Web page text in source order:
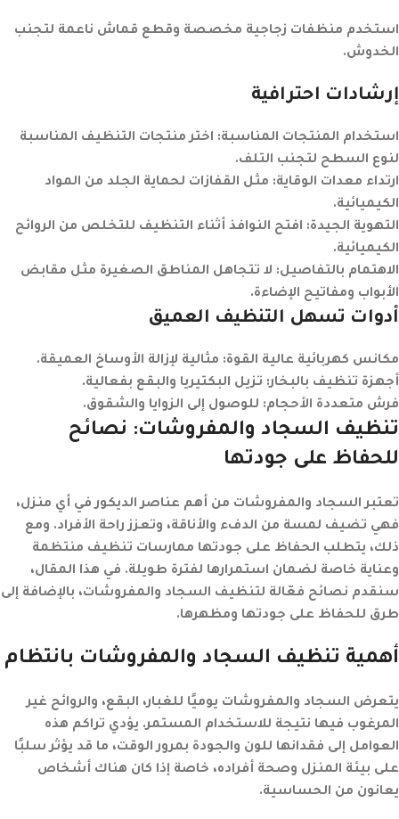
استخدم منظفات زجاجية مخصصة وقطع قماش ناعمة لتجنب
الخدوش.
إرشادات احترافية
استخدام المنتجات المناسبة: اختر منتجات التنظيف المناسبة
لنوع السطح لتجنب التلف.
ارتداء معدات الوقاية: مثل القفازات لحماية الجلد من المواد
الكيميائية.
التهوية الجيدة: افتح النوافذ أثناء التنظيف للتخلص من الروائح
الكيميائية.
الاهتمام بالتفاصيل: لا تتجاهل المناطق الصغيرة مثل مقابض
الأبواب ومفاتيح الإضاءة.
أدوات تسهل التنظيف العميق
مكانس كهربائية عالية القوة: مثالية لإزالة الأوساخ العميقة.
أجهزة تنظيف بالبخار: تزيل البكتيريا والبقع بفعالية.
فرش متعددة الأحجام: للوصول إلى الزوايا والشقوق.
تنظيف السجاد والمفروشات: نصائح
للحفاظ على جودتها
تعتبر السجاد والمفروشات من أهم عناصر الديكور في أي منزل،
فهي تضيف لمسة من الدفء والأناقة، وتعزز راحة الأفراد. ومع
ذلك، يتطلب الحفاظ على جودتها ممارسات تنظيف منتظمة
وعناية خاصة لضمان استمرارها لفترة طويلة. في هذا المقال،
سنقدم نصائح فعّالة لتنظيف السجاد والمفروشات، بالإضافة إلى
طرق للحفاظ على جودتها ومظهرها.
أهمية تنظيف السجاد والمفروشات بانتظام
يتعرض السجاد والمفروشات يوميًا للغبار، البقع، والروائح غير
المرغوب فيها نتيجة للاستخدام المستمر. يؤدي تراكم هذه
العوامل إلى فقدانها للون والجودة بمرور الوقت، ما قد يؤثر سلبًا
على بيئة المنزل وصحة أفراده، خاصة إذا كان هناك أشخاص
يعانون من الحساسية.